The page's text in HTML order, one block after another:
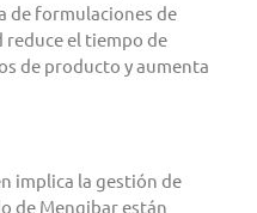
de formulaciones de
el tiempo de
de producto y aumenta
implica la gestión de
de Mengibar están